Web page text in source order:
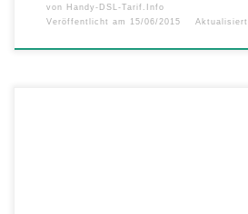
von Handy-DSL-Tarif.Info
Veröffentlicht am
15/06/2015 Aktualisiert